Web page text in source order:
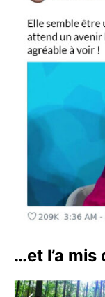
…et l’a